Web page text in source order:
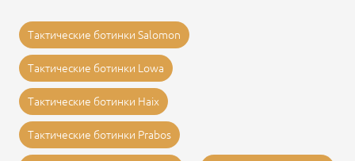
Тактические ботинки Salomon
Тактические ботинки Lowa
Тактические ботинки Haix
Тактические ботинки Prabos